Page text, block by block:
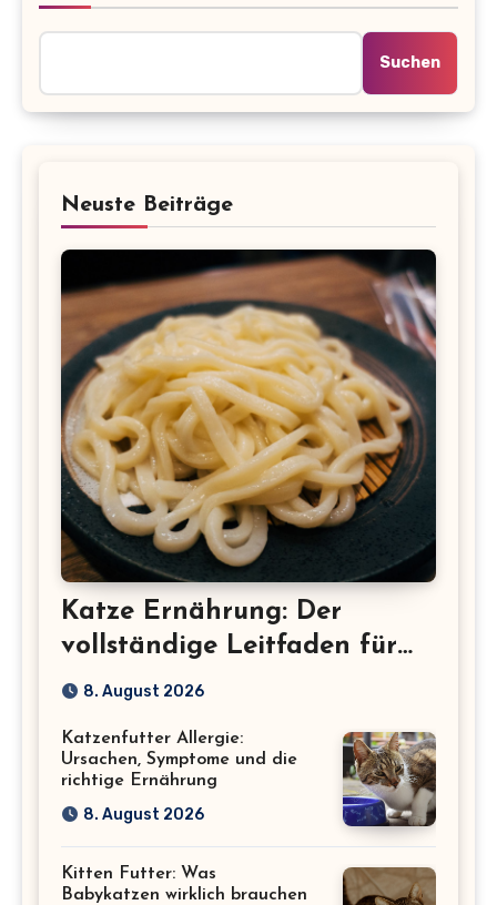
Suchen
Neuste Beiträge
Katze Ernährung: Der
vollständige Leitfaden für
eine gesunde Katze
8. August 2026
Katzenfutter Allergie:
Ursachen, Symptome und die
richtige Ernährung
8. August 2026
Kitten Futter: Was
Babykatzen wirklich brauchen